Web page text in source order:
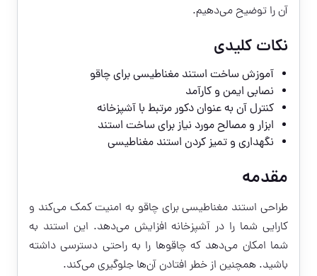
آن را توضیح می‌دهیم.
نکات کلیدی
آموزش ساخت استند مغناطیسی برای چاقو
نصابی ایمن و کارآمد
کنترل آن به عنوان دکور مرتبط با آشپزخانه
ابزار و مصالح مورد نیاز برای ساخت استند
نگهداری و تمیز کردن استند مغناطیسی
مقدمه
طراحی استند مغناطیسی برای چاقو به امنیت کمک می‌کند و
کارایی شما را در آشپزخانه افزایش می‌دهد. این استند به
شما امکان می‌دهد که چاقوها را به راحتی دسترسی داشته
باشید. همچنین از خطر افتادن آن‌ها جلوگیری می‌کند.